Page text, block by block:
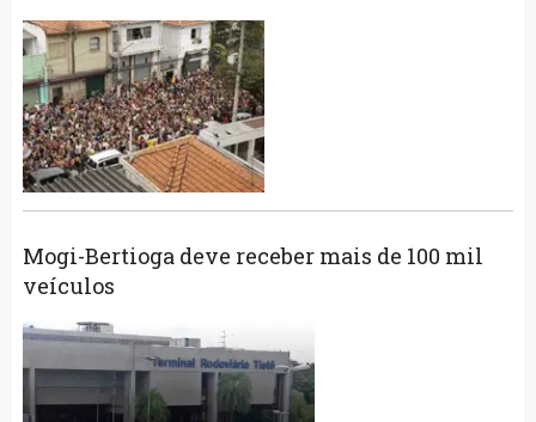
Mogi-Bertioga deve receber mais de 100 mil
veículos